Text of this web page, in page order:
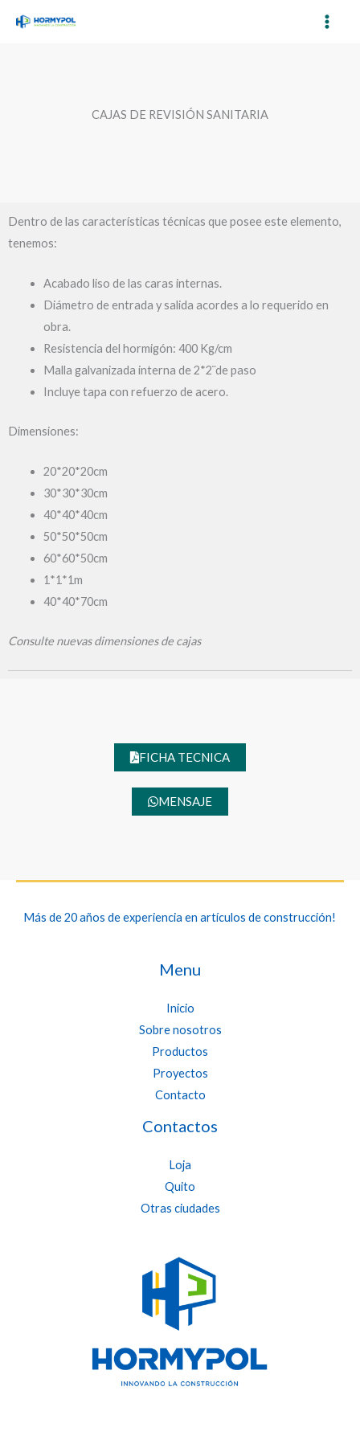
CAJAS DE REVISIÓN SANITARIA
Dentro de las características técnicas que posee este elemento,
tenemos:
Acabado liso de las caras internas.
Diámetro de entrada y salida acordes a lo requerido en
obra.
Resistencia del hormigón: 400 Kg/cm
Malla galvanizada interna de 2*2¨de paso
Incluye tapa con refuerzo de acero.
Dimensiones:
20*20*20cm
30*30*30cm
40*40*40cm
50*50*50cm
60*60*50cm
1*1*1m
40*40*70cm
Consulte nuevas dimensiones de cajas
FICHA TECNICA
MENSAJE
Más de 20 años de experiencia en artículos de construcción!
Menu
Inicio
Sobre nosotros
Productos
Proyectos
Contacto
Contactos
Loja
Quito
Otras ciudades